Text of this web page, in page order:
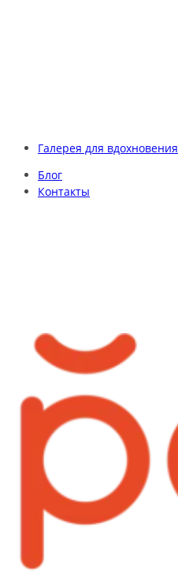
Галерея для вдохновения
Блог
Контакты